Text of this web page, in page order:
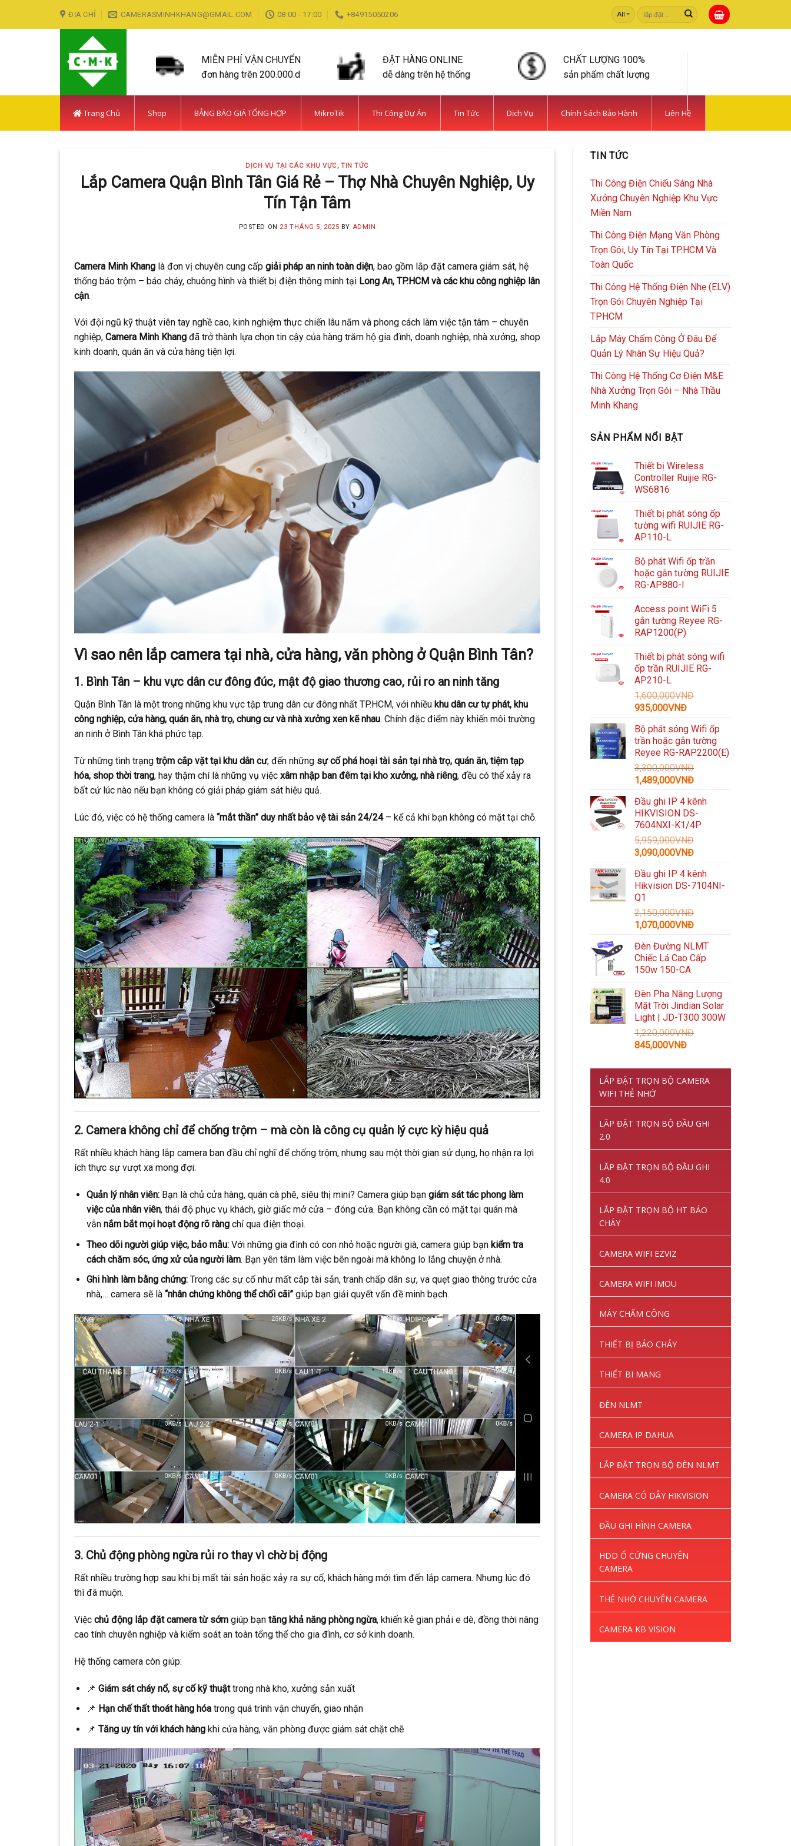
ĐỊA CHỈ CAMERASMINHKHANG@GMAIL.COM 08:00 - 17:00 +84915050206
Tìm
kiếm:
MIỄN PHÍ VẬN CHUYỂN
đơn hàng trên 200.000.d
ĐẶT HÀNG ONLINE
dễ dàng trên hệ thống
CHẤT LƯỢNG 100%
sản phẩm chất lượng
Trang Chủ Shop BẢNG BÁO GIÁ TỔNG HỢP MikroTik Thi Công Dự Án Tin Tức Dịch Vụ Chính Sách Bảo Hành Liên Hệ
DỊCH VỤ TẠI CÁC KHU VỰC,TIN TỨC
Lắp Camera Quận Bình Tân Giá Rẻ – Thợ Nhà Chuyên Nghiệp, Uy
Tín Tận Tâm
POSTED ON 23 THÁNG 5, 2025 BY ADMIN
Camera Minh Khang là đơn vị chuyên cung cấp giải pháp an ninh toàn diện, bao gồm lắp đặt camera giám sát, hệ
thống báo trộm – báo cháy, chuông hình và thiết bị điện thông minh tại Long An, TP.HCM và các khu công nghiệp lân
cận.
Với đội ngũ kỹ thuật viên tay nghề cao, kinh nghiệm thực chiến lâu năm và phong cách làm việc tận tâm – chuyên
nghiệp, Camera Minh Khang đã trở thành lựa chọn tin cậy của hàng trăm hộ gia đình, doanh nghiệp, nhà xưởng, shop
kinh doanh, quán ăn và cửa hàng tiện lợi.
Vì sao nên lắp camera tại nhà, cửa hàng, văn phòng ở Quận Bình Tân?
1. Bình Tân – khu vực dân cư đông đúc, mật độ giao thương cao, rủi ro an ninh tăng
Quận Bình Tân là một trong những khu vực tập trung dân cư đông nhất TP.HCM, với nhiều khu dân cư tự phát, khu
công nghiệp, cửa hàng, quán ăn, nhà trọ, chung cư và nhà xưởng xen kẽ nhau. Chính đặc điểm này khiến môi trường
an ninh ở Bình Tân khá phức tạp.
Từ những tình trạng trộm cắp vặt tại khu dân cư, đến những sự cố phá hoại tài sản tại nhà trọ, quán ăn, tiệm tạp
hóa, shop thời trang, hay thậm chí là những vụ việc xâm nhập ban đêm tại kho xưởng, nhà riêng, đều có thể xảy ra
bất cứ lúc nào nếu bạn không có giải pháp giám sát hiệu quả.
Lúc đó, việc có hệ thống camera là “mắt thần” duy nhất bảo vệ tài sản 24/24– kể cả khi bạn không có mặt tại chỗ.
2. Camera không chỉ để chống trộm – mà còn là công cụ quản lý cực kỳ hiệu quả
Rất nhiều khách hàng lắp camera ban đầu chỉ nghĩ để chống trộm, nhưng sau một thời gian sử dụng, họ nhận ra lợi
ích thực sự vượt xa mong đợi:
Quản lý nhân viên:Bạn là chủ cửa hàng, quán cà phê, siêu thị mini? Camera giúp bạn giám sát tác phong làm
việc của nhân viên, thái độ phục vụ khách, giờ giấc mở cửa – đóng cửa. Bạn không cần có mặt tại quán mà
vẫn nắm bắt mọi hoạt động rõ ràngchỉ qua điện thoại.
Theo dõi người giúp việc, bảo mẫu:Với những gia đình có con nhỏ hoặc người già, camera giúp bạn kiểm tra
cách chăm sóc, ứng xử của người làm. Bạn yên tâm làm việc bên ngoài mà không lo lắng chuyện ở nhà.
Ghi hình làm bằng chứng:Trong các sự cố như mất cắp tài sản, tranh chấp dân sự, va quẹt giao thông trước cửa
nhà,… camera sẽ là “nhân chứng không thể chối cãi”giúp bạn giải quyết vấn đề minh bạch.
3. Chủ động phòng ngừa rủi ro thay vì chờ bị động
Rất nhiều trường hợp sau khi bị mất tài sản hoặc xảy ra sự cố, khách hàng mới tìm đến lắp camera. Nhưng lúc đó
thì đã muộn.
Việc chủ động lắp đặt camera từ sớm giúp bạn tăng khả năng phòng ngừa, khiến kẻ gian phải e dè, đồng thời nâng
cao tính chuyên nghiệp và kiểm soát an toàn tổng thể cho gia đình, cơ sở kinh doanh.
Hệ thống camera còn giúp:
📌 Giám sát cháy nổ, sự cố kỹ thuậttrong nhà kho, xưởng sản xuất
📌 Hạn chế thất thoát hàng hóatrong quá trình vận chuyển, giao nhận
📌 Tăng uy tín với khách hàngkhi cửa hàng, văn phòng được giám sát chặt chẽ
TIN TỨC
Thi Công Điện Chiếu Sáng Nhà
Xưởng Chuyên Nghiệp Khu Vực
Miền Nam
Thi Công Điện Mạng Văn Phòng
Trọn Gói, Uy Tín Tại TP.HCM Và
Toàn Quốc
Thi Công Hệ Thống Điện Nhẹ (ELV)
Trọn Gói Chuyên Nghiệp Tại
TPHCM
Lắp Máy Chấm Công Ở Đâu Để
Quản Lý Nhân Sự Hiệu Quả?
Thi Công Hệ Thống Cơ Điện M&E
Nhà Xưởng Trọn Gói – Nhà Thầu
Minh Khang
SẢN PHẨM NỔI BẬT
Thiết bị Wireless
Controller Ruijie RG-
WS6816
Thiết bị phát sóng ốp
tường wifi RUIJIE RG-
AP110-L
Bộ phát Wifi ốp trần
hoặc gắn tường RUIJIE
RG-AP880-I
Access point WiFi 5
gắn tường Reyee RG-
RAP1200(P)
Thiết bị phát sóng wifi
ốp trần RUIJIE RG-
AP210-L
1,600,000VNĐ
Giá
là:
1,600,000VNĐ.
935,000VNĐGiá
tại
là:
935,000VNĐ.
Bộ phát sóng Wifi ốp
trần hoặc gắn tường
Reyee RG-RAP2200(E)
3,300,000VNĐ
Giá
là:
3,300,000VNĐ.
1,489,000VNĐGiá
tại
là:
1,489,000VNĐ.
Đầu ghi IP 4 kênh
HIKVISION DS-
7604NXI-K1/4P
5,959,000VNĐ
Giá
là:
5,959,000VNĐ.
3,090,000VNĐGiá
tại
là:
Đầu ghi IP 4 kênh
Hikvision DS-7104NI-
Q1
2,150,000VNĐ
Giá
là:
2,150,000VNĐ.
1,070,000VNĐGiá
tại
là:
Đèn Đường NLMT
Chiếc Lá Cao Cấp
150w 150-CA
Đèn Pha Năng Lượng
Mặt Trời Jindian Solar
Light | JD-T300 300W
1,220,000VNĐ
Giá
là:
1,220,000VNĐ.
845,000VNĐGiá
tại
là:
LẮP ĐẶT TRỌN BỘ CAMERA
WIFI THẺ NHỚ
LĂP ĐẶT TRỌN BỘ ĐẦU GHI
2.0
LĂP ĐẶT TRỌN BỘ ĐẦU GHI
4.0
LẮP ĐẶT TRỌN BỘ HT BÁO
CHÁY
CAMERA WIFI EZVIZ
CAMERA WIFI IMOU
MÁY CHẤM CÔNG
THIẾT BỊ BÁO CHÁY
THIẾT BI MẠNG
ĐÈN NLMT
CAMERA IP DAHUA
LẮP ĐẶT TRỌN BỘ ĐÈN NLMT
CAMERA CÓ DÂY HIKVISION
ĐẦU GHI HÌNH CAMERA
HDD Ổ CỨNG CHUYÊN
CAMERA
THẺ NHỚ CHUYÊN CAMERA
CAMERA KB VISION